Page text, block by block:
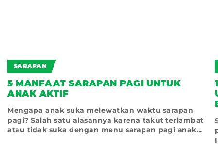
SARAPAN
5 MANFAAT SARAPAN PAGI UNTUK
ANAK AKTIF
Mengapa anak suka melewatkan waktu sarapan
pagi? Salah satu alasannya karena takut terlambat
atau tidak suka dengan menu sarapan pagi anak